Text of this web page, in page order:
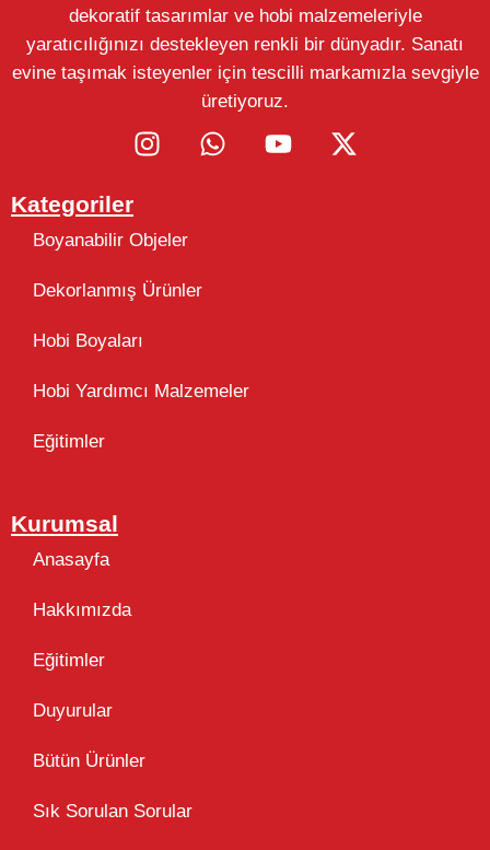
dekoratif tasarımlar ve hobi malzemeleriyle
yaratıcılığınızı destekleyen renkli bir dünyadır. Sanatı
evine taşımak isteyenler için tescilli markamızla sevgiyle
üretiyoruz.
Kategoriler
Boyanabilir Objeler
Dekorlanmış Ürünler
Hobi Boyaları
Hobi Yardımcı Malzemeler
Eğitimler
Kurumsal
Anasayfa
Hakkımızda
Eğitimler
Duyurular
Bütün Ürünler
Sık Sorulan Sorular